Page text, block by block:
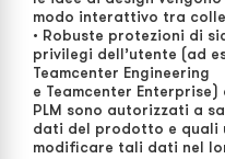
modo interattivo tra
• Robuste protezioni di
privilegi dell’utente (ad
Teamcenter Engineering
e Teamcenter
PLM sono autorizzati a
dati del prodotto e
modificare tali dati nel